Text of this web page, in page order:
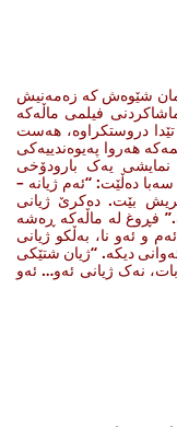
شێوەش کە زەمەنیش
فیلمی ماڵەکە
دروستکراوە، هەست
هەروا پەیوەندییەکی
نمایشی یەک بارودۆخی
دەڵێت: “ئەم ژیانە –
بێت. دەکرێ ژیانی
فڕوغ لە ماڵەکە ڕەشە
و ئەو نا، بەڵکو ژیانی
دیکە. “ژیان شتێکی
نەک ژیانی ئەو… ئەو